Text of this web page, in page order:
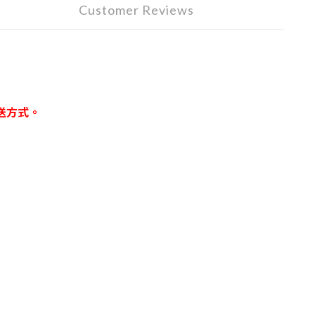
Customer Reviews
式。